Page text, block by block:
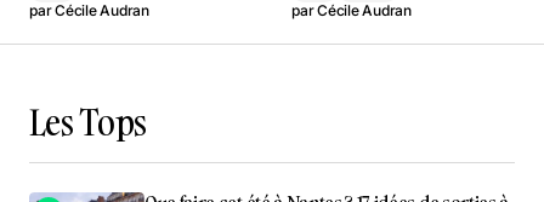
parCécile Audran
parCécile Audran
Les Tops